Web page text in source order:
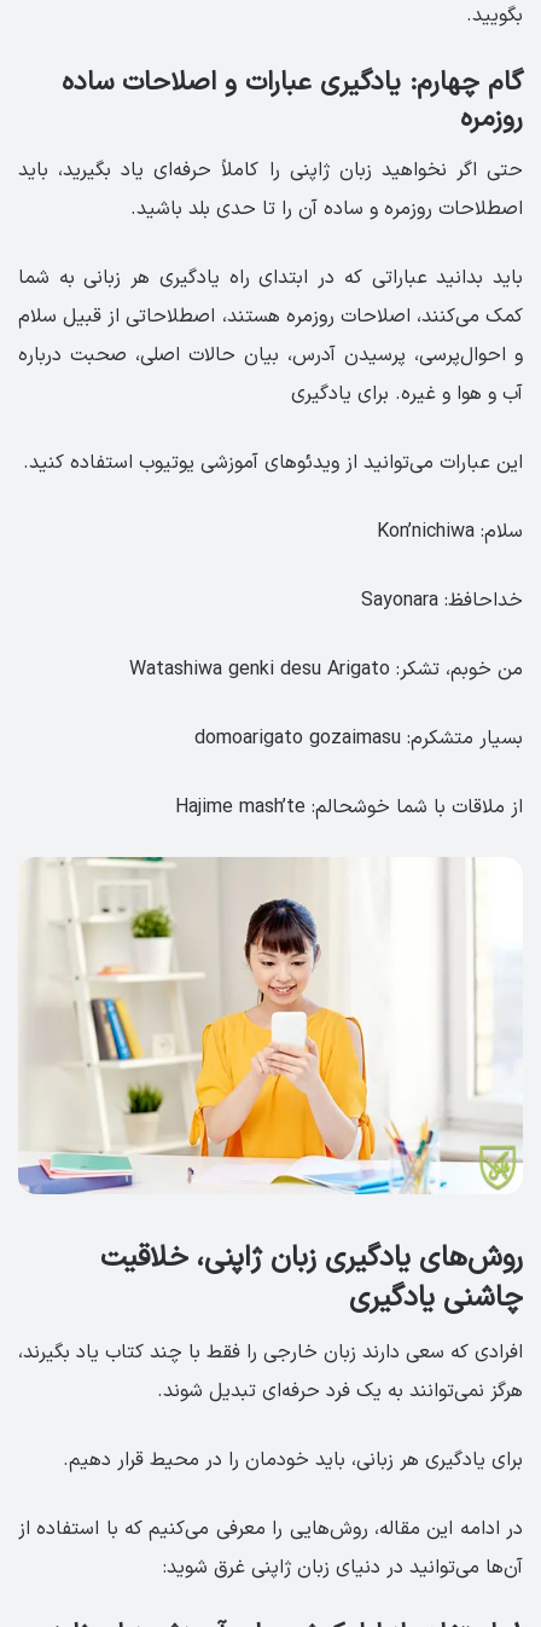
بگویید.
گام چهارم: یادگیری عبارات و اصلاحات ساده
روزمره
حتی اگر نخواهید زبان ژاپنی را کاملاً حرفه‌ای یاد بگیرید، باید
اصطلاحات روزمره و ساده آن را تا حدی بلد باشید.
باید بدانید عباراتی که در ابتدای راه یادگیری هر زبانی به شما
کمک می‌کنند، اصلاحات روزمره هستند، اصطلاحاتی از قبیل سلام
و احوال‌پرسی، پرسیدن آدرس، بیان حالات اصلی، صحبت درباره
آب و هوا و غیره. برای یادگیری
این عبارات می‌توانید از ویدئوهای آموزشی یوتیوب استفاده کنید.
سلام: Kon’nichiwa
خداحافظ: Sayonara
من خوبم، تشکر: Watashiwa genki desu Arigato
بسیار متشکرم: domoarigato gozaimasu
از ملاقات با شما خوشحالم: Hajime mash’te
روش‌های یادگیری زبان ژاپنی، خلاقیت
چاشنی یادگیری
افرادی که سعی دارند زبان خارجی را فقط با چند کتاب یاد بگیرند،
هرگز نمی‌توانند به یک فرد حرفه‌ای تبدیل شوند.
برای یادگیری هر زبانی، باید خودمان را در محیط قرار دهیم.
در ادامه این مقاله، روش‌هایی را معرفی می‌کنیم که با استفاده از
آن‌ها می‌توانید در دنیای زبان ژاپنی غرق شوید: